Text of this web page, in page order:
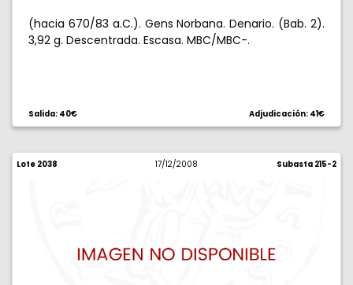
(hacia 670/83 a.C.). Gens Norbana. Denario. (Bab. 2).
3,92 g. Descentrada. Escasa. MBC/MBC-.
Salida: 40€ Adjudicación: 41€
Lote 2038 17/12/2008 Subasta 215-2